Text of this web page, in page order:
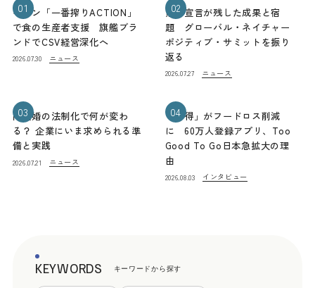
01
キリン「一番搾りACTION」
で食の生産者支援 旗艦ブラ
ンドでCSV経営深化へ
2026.07.30 ニュース
02
熊本宣言が残した成果と宿
題 グローバル・ネイチャー
ポジティブ・サミットを振り
返る
2026.07.27 ニュース
03
同性婚の法制化で何が変わ
る？ 企業にいま求められる準
備と実践
2026.07.21 ニュース
04
「お得」がフードロス削減
に 60万人登録アプリ、Too
Good To Go日本急拡大の理
由
2026.08.03 インタビュー
KEYWORDS キーワードから探す